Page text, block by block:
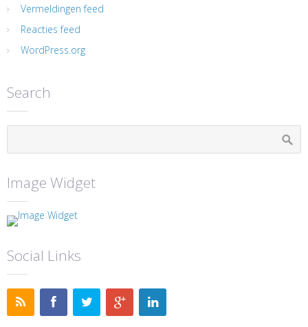
Vermeldingen feed
Reacties feed
WordPress.org
Search
Image Widget
Social Links